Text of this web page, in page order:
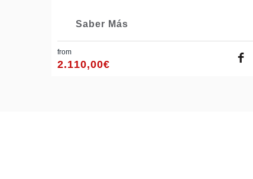
Saber Más
from
2.110,00€